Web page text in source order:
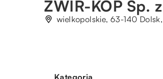
ŻWIR-KOP Sp.
wielkopolskie, 63-140 Dolsk,
Kategoria